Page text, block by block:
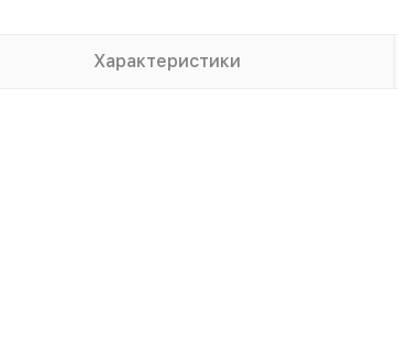
Характеристики